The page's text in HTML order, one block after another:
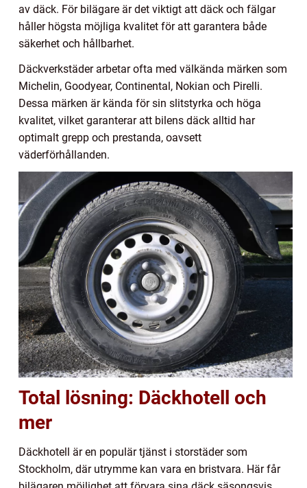
av däck. För bilägare är det viktigt att däck och fälgar
håller högsta möjliga kvalitet för att garantera både
säkerhet och hållbarhet.
Däckverkstäder arbetar ofta med välkända märken som
Michelin, Goodyear, Continental, Nokian och Pirelli.
Dessa märken är kända för sin slitstyrka och höga
kvalitet, vilket garanterar att bilens däck alltid har
optimalt grepp och prestanda, oavsett
väderförhållanden.
Total lösning: Däckhotell och
mer
Däckhotell är en populär tjänst i storstäder som
Stockholm, där utrymme kan vara en bristvara. Här får